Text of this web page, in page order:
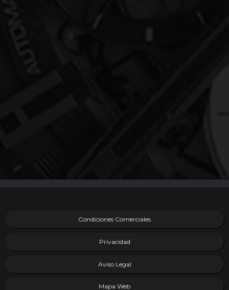
Condiciones Comerciales
Privacidad
Aviso Legal
Mapa Web